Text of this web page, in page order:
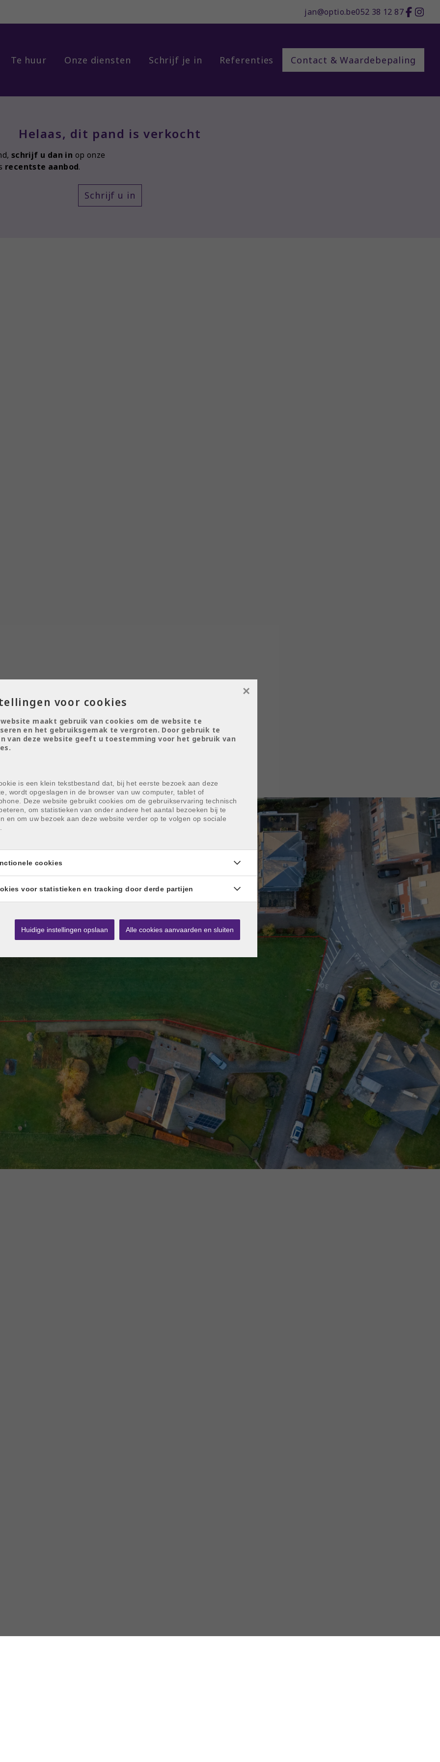
jan@optio.be052 38 12 87
Te huur Onze diensten Schrijf je in Referenties Contact & Waardebepaling
Helaas, dit pand is verkocht
schrijf u dan in op onze
recentste aanbod.
Schrijf u in
voor cookies
website maakt gebruik van cookies om de website te
en het gebruiksgemak te vergroten. Door gebruik te
van deze website geeft u toestemming voor het gebruik van
is een klein tekstbestand dat, bij het eerste bezoek aan deze
wordt opgeslagen in de browser van uw computer, tablet of
Deze website gebruikt cookies om de gebruikservaring technisch
om statistieken van onder andere het aantal bezoeken bij te
en om uw bezoek aan deze website verder op te volgen op sociale
×
cookies
voor statistieken en tracking door derde partijen
Huidige instellingen opslaan Alle cookies aanvaarden en sluiten